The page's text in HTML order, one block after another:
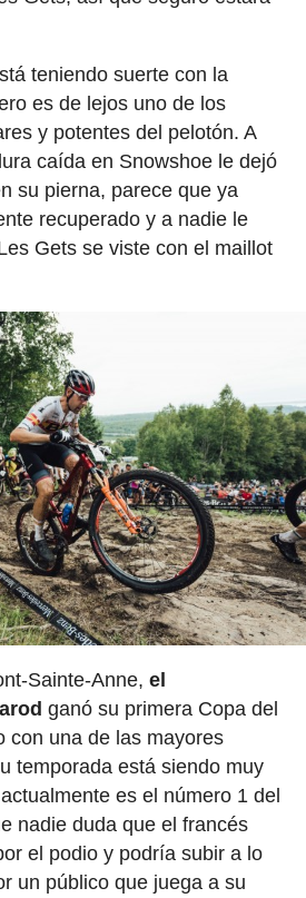
teniendo suerte con la
es de lejos uno de los
y potentes del pelotón. A
caída en Snowshoe le dejó
su pierna, parece que ya
recuperado y a nadie le
Gets se viste con el maillot
Sainte-Anne, el
ganó su primera Copa del
con una de las mayores
temporada está siendo muy
es el número 1 del
nadie duda que el francés
el podio y podría subir a lo
un público que juega a su